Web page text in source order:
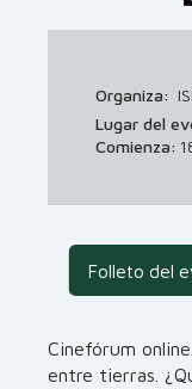
Organiza:
Lugar del
Comienza:
Folleto del
Cinefórum
entre tierras.